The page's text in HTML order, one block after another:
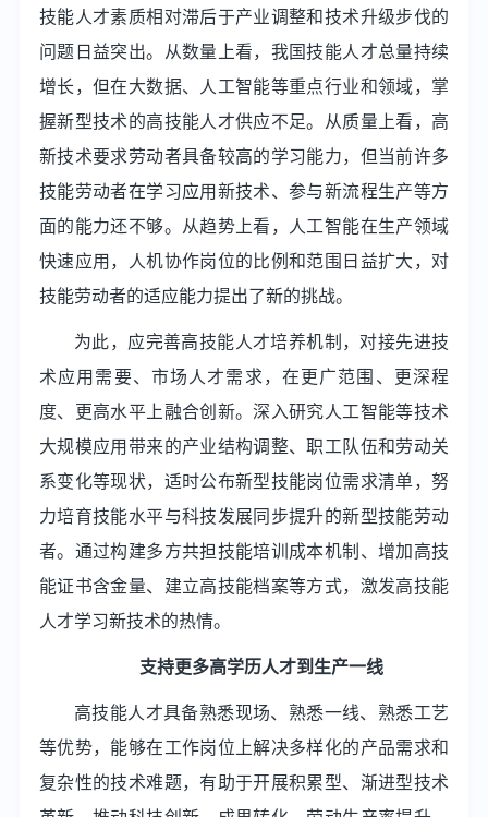
技能人才素质相对滞后于产业调整和技术升级步伐的
问题日益突出。从数量上看，我国技能人才总量持续
增长，但在大数据、人工智能等重点行业和领域，掌
握新型技术的高技能人才供应不足。从质量上看，高
新技术要求劳动者具备较高的学习能力，但当前许多
技能劳动者在学习应用新技术、参与新流程生产等方
面的能力还不够。从趋势上看，人工智能在生产领域
快速应用，人机协作岗位的比例和范围日益扩大，对
技能劳动者的适应能力提出了新的挑战。
为此，应完善高技能人才培养机制，对接先进技
术应用需要、市场人才需求，在更广范围、更深程
度、更高水平上融合创新。深入研究人工智能等技术
大规模应用带来的产业结构调整、职工队伍和劳动关
系变化等现状，适时公布新型技能岗位需求清单，努
力培育技能水平与科技发展同步提升的新型技能劳动
者。通过构建多方共担技能培训成本机制、增加高技
能证书含金量、建立高技能档案等方式，激发高技能
人才学习新技术的热情。
支持更多高学历人才到生产一线
高技能人才具备熟悉现场、熟悉一线、熟悉工艺
等优势，能够在工作岗位上解决多样化的产品需求和
复杂性的技术难题，有助于开展积累型、渐进型技术